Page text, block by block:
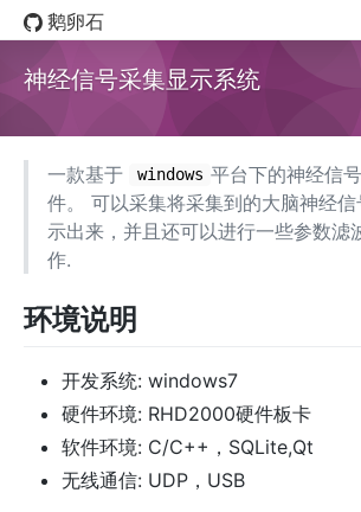
鹅卵石
神经信号采集显示系统
一款基于 windows 平台下的神经信
件。 可以采集将采集到的大脑神经信
示出来，并且还可以进行一些参数滤
作.
环境说明
开发系统: windows7
硬件环境: RHD2000硬件板卡
软件环境: C/C++，SQLite,Qt
无线通信: UDP，USB